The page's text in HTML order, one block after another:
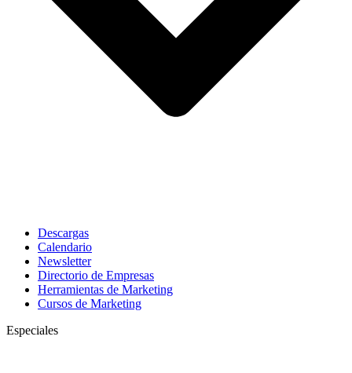
Descargas
Calendario
Newsletter
Directorio de Empresas
Herramientas de Marketing
Cursos de Marketing
Especiales